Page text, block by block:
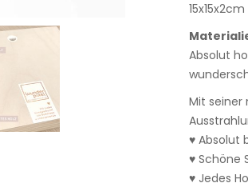
Absolut
Mit seiner
♥ Absolut
♥ Schöne
♥ Jedes